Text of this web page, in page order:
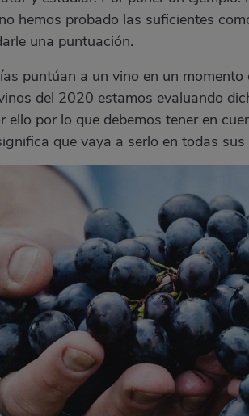
hemos probado las suficientes
una puntuación.
puntúan a un vino en un
del 2020 estamos evaluando
ello por lo que debemos tener en
que vaya a serlo en todas